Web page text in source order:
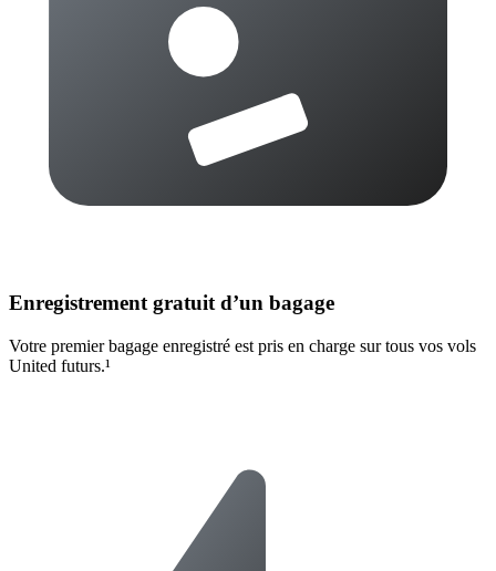
Enregistrement gratuit d’un bagage
Votre premier bagage enregistré est pris en charge sur tous vos vols
United futurs.¹